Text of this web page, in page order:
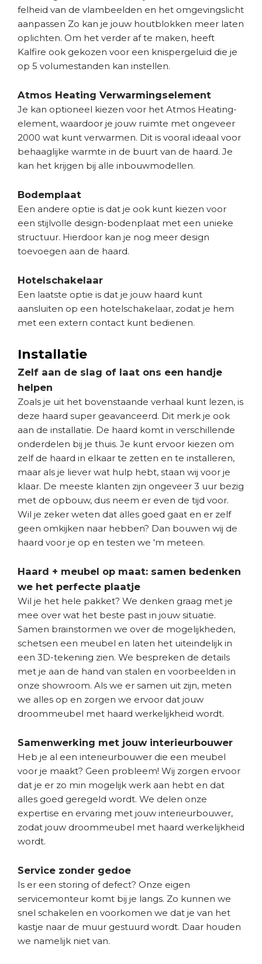
felheid van de vlambeelden en het omgevingslicht
aanpassen Zo kan je jouw houtblokken meer laten
oplichten. Om het verder af te maken, heeft
Kalfire ook gekozen voor een knispergeluid die je
op 5 volumestanden kan instellen.
Atmos Heating Verwarmingselement
Je kan optioneel kiezen voor het Atmos Heating-
element, waardoor je jouw ruimte met ongeveer
2000 wat kunt verwarmen. Dit is vooral ideaal voor
behaaglijke warmte in de buurt van de haard. Je
kan het krijgen bij alle inbouwmodellen.
Bodemplaat
Een andere optie is dat je ook kunt kiezen voor
een stijlvolle design-bodenplaat met een unieke
structuur. Hierdoor kan je nog meer design
toevoegen aan de haard.
Hotelschakelaar
Een laatste optie is dat je jouw haard kunt
aansluiten op een hotelschakelaar, zodat je hem
met een extern contact kunt bedienen.
Installatie
Zelf aan de slag of laat ons een handje
helpen
Zoals je uit het bovenstaande verhaal kunt lezen, is
deze haard super geavanceerd. Dit merk je ook
aan de installatie. De haard komt in verschillende
onderdelen bij je thuis. Je kunt ervoor kiezen om
zelf de haard in elkaar te zetten en te installeren,
maar als je liever wat hulp hebt, staan wij voor je
klaar. De meeste klanten zijn ongeveer 3 uur bezig
met de opbouw, dus neem er even de tijd voor.
Wil je zeker weten dat alles goed gaat en er zelf
geen omkijken naar hebben? Dan bouwen wij de
haard voor je op en testen we 'm meteen.
Haard + meubel op maat: samen bedenken
we het perfecte plaatje
Wil je het hele pakket? We denken graag met je
mee over wat het beste past in jouw situatie.
Samen brainstormen we over de mogelijkheden,
schetsen een meubel en laten het uiteindelijk in
een 3D-tekening zien. We bespreken de details
met je aan de hand van stalen en voorbeelden in
onze showroom. Als we er samen uit zijn, meten
we alles op en zorgen we ervoor dat jouw
droommeubel met haard werkelijkheid wordt.
Samenwerking met jouw interieurbouwer
Heb je al een interieurbouwer die een meubel
voor je maakt? Geen probleem! Wij zorgen ervoor
dat je er zo min mogelijk werk aan hebt en dat
alles goed geregeld wordt. We delen onze
expertise en ervaring met jouw interieurbouwer,
zodat jouw droommeubel met haard werkelijkheid
wordt.
Service zonder gedoe
Is er een storing of defect? Onze eigen
servicemonteur komt bij je langs. Zo kunnen we
snel schakelen en voorkomen we dat je van het
kastje naar de muur gestuurd wordt. Daar houden
we namelijk niet van.